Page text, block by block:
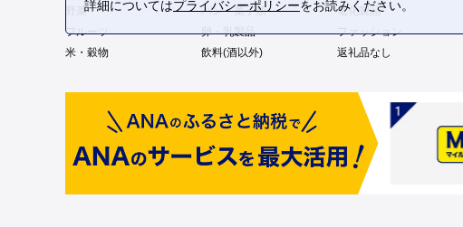
野菜
パン・菓子類
電化製品
フルーツ
卵・乳製品
ファッション
米・穀物
飲料(酒以外) 返礼品なし
詳細についてはプライバシーポリシーをお読みください。